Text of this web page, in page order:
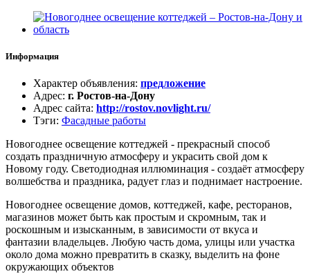
Информация
Характер объявления: предложение
Адрес: г. Ростов-на-Дону
Адрес сайта: http://rostov.novlight.ru/
Тэги: Фасадные работы
Новогоднее освещение коттеджей - прекрасный способ
создать праздничную атмосферу и украсить свой дом к
Новому году. Светодиодная иллюминация - создаёт атмосферу
волшебства и праздника, радует глаз и поднимает настроение.
Новогоднее освещение домов, коттеджей, кафе, ресторанов,
магазинов может быть как простым и скромным, так и
роскошным и изысканным, в зависимости от вкуса и
фантазии владельцев. Любую часть дома, улицы или участка
около дома можно превратить в сказку, выделить на фоне
окружающих объектов